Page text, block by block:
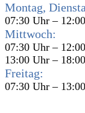
Montag,
07:30 Uhr –
Mittwoch:
07:30 Uhr –
13:00 Uhr –
Freitag:
07:30 Uhr –